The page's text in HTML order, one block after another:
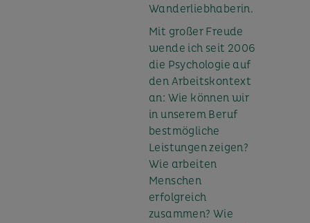
Wanderliebhaberin.
Mit großer Freude
wende ich seit 2006
die Psychologie auf
den Arbeitskontext
an: Wie können wir
in unserem Beruf
bestmögliche
Leistungen zeigen?
Wie arbeiten
Menschen
erfolgreich
zusammen? Wie